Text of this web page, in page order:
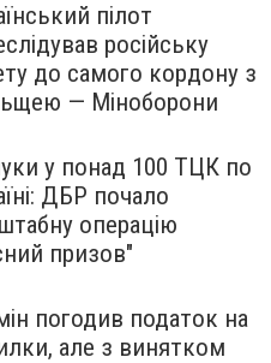
пілот
російську
до самого кордону з
— Міноборони
у понад 100 ТЦК по
ДБР почало
операцію
призов"
погодив податок на
але з винятком